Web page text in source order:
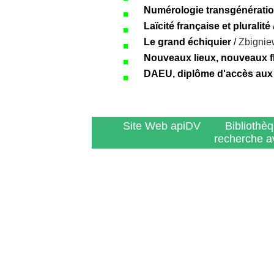
Numérologie
Laïcité française et pluralité
Le grand échiquier /
Nouveaux lieux, nouveaux
DAEU, diplôme d'accès
Site Web apiDV
recherche